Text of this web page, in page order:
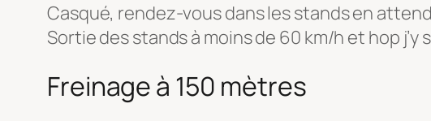
Casqué, rendez-vous dans les stands en
Sortie des stands à moins de 60 km/h et hop j’y
Freinage à 150 mètres